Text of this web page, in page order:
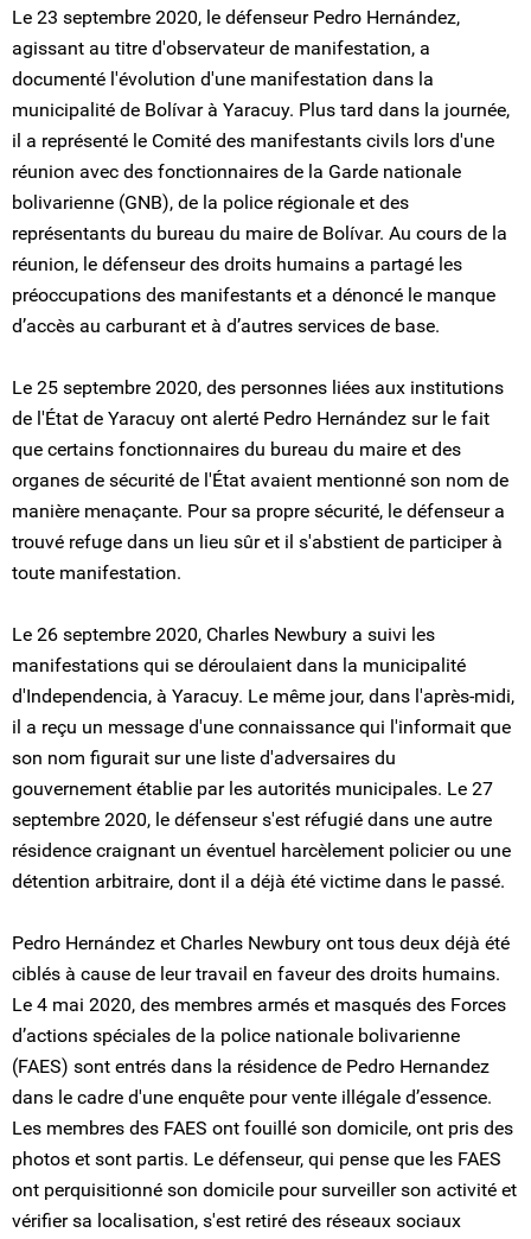
Le 23 septembre 2020, le défenseur Pedro Hernández,
agissant au titre d'observateur de manifestation, a
documenté l'évolution d'une manifestation dans la
municipalité de Bolívar à Yaracuy. Plus tard dans la journée,
il a représenté le Comité des manifestants civils lors d'une
réunion avec des fonctionnaires de la Garde nationale
bolivarienne (GNB), de la police régionale et des
représentants du bureau du maire de Bolívar. Au cours de la
réunion, le défenseur des droits humains a partagé les
préoccupations des manifestants et a dénoncé le manque
d’accès au carburant et à d’autres services de base.
Le 25 septembre 2020, des personnes liées aux institutions
de l'État de Yaracuy ont alerté Pedro Hernández sur le fait
que certains fonctionnaires du bureau du maire et des
organes de sécurité de l'État avaient mentionné son nom de
manière menaçante. Pour sa propre sécurité, le défenseur a
trouvé refuge dans un lieu sûr et il s'abstient de participer à
toute manifestation.
Le 26 septembre 2020, Charles Newbury a suivi les
manifestations qui se déroulaient dans la municipalité
d'Independencia, à Yaracuy. Le même jour, dans l'après-midi,
il a reçu un message d'une connaissance qui l'informait que
son nom figurait sur une liste d'adversaires du
gouvernement établie par les autorités municipales. Le 27
septembre 2020, le défenseur s'est réfugié dans une autre
résidence craignant un éventuel harcèlement policier ou une
détention arbitraire, dont il a déjà été victime dans le passé.
Pedro Hernández et Charles Newbury ont tous deux déjà été
ciblés à cause de leur travail en faveur des droits humains.
Le 4 mai 2020, des membres armés et masqués des Forces
d’actions spéciales de la police nationale bolivarienne
(FAES) sont entrés dans la résidence de Pedro Hernandez
dans le cadre d'une enquête pour vente illégale d’essence.
Les membres des FAES ont fouillé son domicile, ont pris des
photos et sont partis. Le défenseur, qui pense que les FAES
ont perquisitionné son domicile pour surveiller son activité et
vérifier sa localisation, s'est retiré des réseaux sociaux